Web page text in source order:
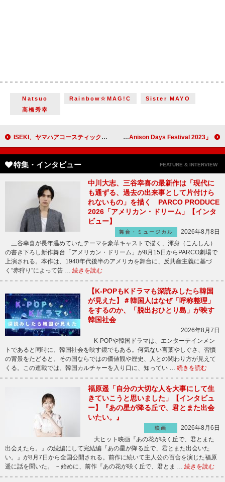
Natsuo Rainbow☆MAG!C
Sister MAYO
高橋秀幸
ISEKI、ヤマハアコースティックギターの祭典で「最高の時間を」 あれくん、“巨匠”寺中友将との熱いセッションで観客を魅了 思いっきり歌って拍手して、盛り上げよう！ コロナ禍で3年半ぶり開催、BS11「Anison Days Festival 2023」
特集・インタビュー FEATURE & INTERVIEW
中川大志、三谷幸喜の最新作は「現代に
も通ずる、過去の出来事として片付けら
れないもの」を描く PARCO PRODUCE
2026「アメリカン・ドリーム」【インタ
ビュー】
舞台・ミュージカル
2026年8月8日
三谷幸喜が長年温めていたテーマを豪華キャストで描く、渾身（こんしん）
の書き下ろし新作舞台「アメリカン・ドリーム」が8月15日からPARCO劇場で
上演される。本作は、1940年代後半のアメリカを舞台に、反共産主義に基づ
く“赤狩り”によって告 … 続きを読む
【K-POPもKドラマも深読みしたら韓国
が見えた】＃韓国人はなぜ「呼称整理」
をするのか、「脱出おひとり島」が映す
韓国社会
2026年8月7日
K-POPや韓国ドラマは、エンターテインメン
トであると同時に、韓国社会を映す鏡でもある。何気ない言葉やしぐさ、習慣
の背景をたどると、その国ならではの価値観や歴史、人との関わり方が見えて
くる。この連載では、韓国カルチャーを入り口に、知ってい … 続きを読む
福原遥「自分の大切な人を大事にして生
きていこうと思いました」【インタビュ
ー】『あの星が降る丘で、君とまた出会
いたい。』
映画
2026年8月6日
大ヒット映画『あの花が咲く丘で、君とまた
出会えたら。』の続編にして完結編『あの星が降る丘で、君とまた出会いた
い。』が8月7日から全国公開される。前作に続いて主人公の百合を演じた福原
遥に話を聞いた。 －始めに、前作『あの花が咲く丘で、君とま … 続きを読む